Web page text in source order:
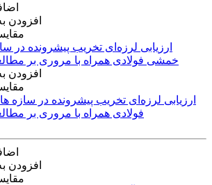
افزودن
افزودن
ارزیابی لرزه‌ای تخریب پیشرونده در
فولادی همراه با مروری بر
افزودن